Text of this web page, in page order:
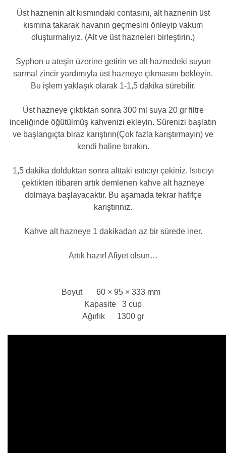
Üst haznenin alt kısmındaki contasını, alt haznenin üst
kısmına takarak havanın geçmesini önleyip vakum
oluşturmalıyız. (Alt ve üst hazneleri birleştirin.)
Syphon u ateşin üzerine getirin ve alt haznedeki suyun
sarmal zincir yardımıyla üst hazneye çıkmasını bekleyin.
Bu işlem yaklaşık olarak 1-1,5 dakika sürebilir.
Üst hazneye çıktıktan sonra 300 ml suya 20 gr filtre
inceliğinde öğütülmüş kahvenizi ekleyin. Sürenizi başlatın
ve başlangıçta biraz karıştırın(Çok fazla karıştırmayın) ve
kendi haline bırakın.
1,5 dakika dolduktan sonra alttaki ısıtıcıyı çekiniz. Isıtıcıyı
çektikten itibaren artık demlenen kahve alt hazneye
dolmaya başlayacaktır. Bu aşamada tekrar hafifçe
karıştırınız.
Kahve alt hazneye 1 dakikadan az bir sürede iner.
Artık hazır! Afiyet olsun…
Boyut 60 × 95 × 333 mm
Kapasite 3 cup
Ağırlık 1300 gr